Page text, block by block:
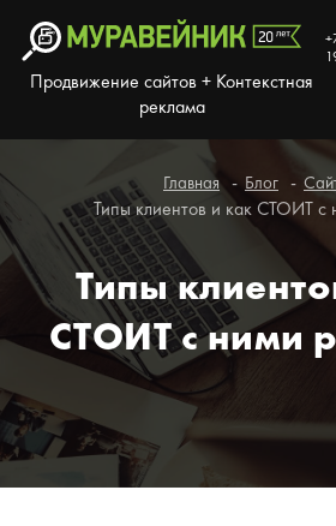
Продвижение сайтов + Контекстная
реклама
Главная Блог
Типы клиентов и как СТОИТ с
Типы
СТОИТ с ними